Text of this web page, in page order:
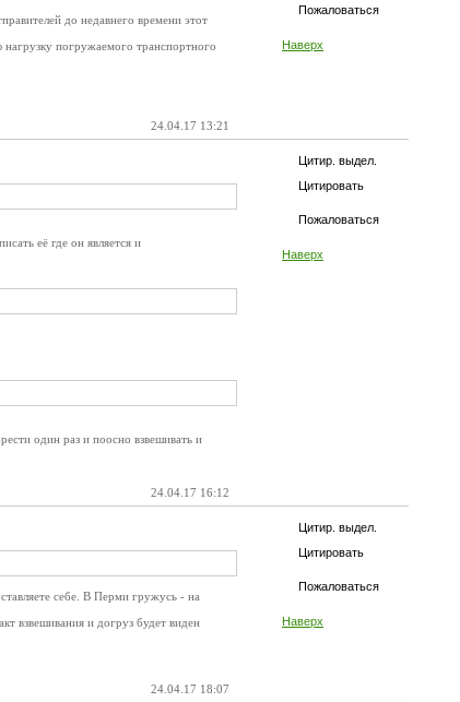
Пожаловаться
Наверх
до недавнего времени этот
погружаемого транспортного
24.04.17 13:21
Цитир. выдел.
Цитировать
Пожаловаться
Наверх
её где он является и
один раз и поосно взвешивать и
24.04.17 16:12
Цитир. выдел.
Цитировать
Пожаловаться
Наверх
себе. В Перми гружусь - на
взвешивания и догруз будет виден
24.04.17 18:07